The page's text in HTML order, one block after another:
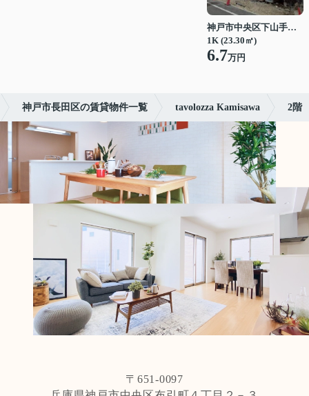
神戸市中央区下山手通７丁目
1K (23.30㎡)
6.7万円
神戸市長田区の賃貸物件一覧 tavolozza Kamisawa 2階
〒651-0097